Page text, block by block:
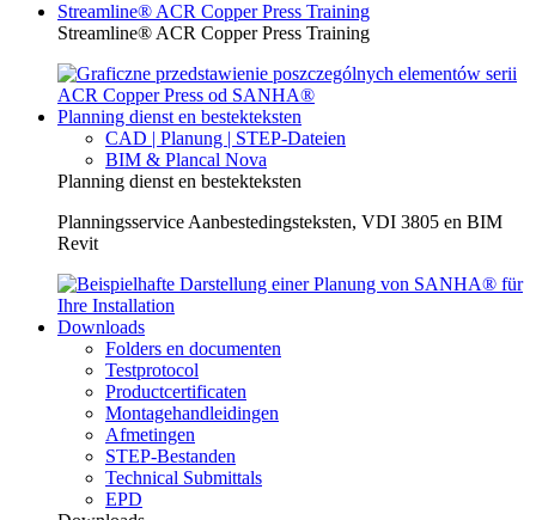
Streamline® ACR Copper Press Training
Streamline® ACR Copper Press Training
Planning dienst en bestekteksten
CAD | Planung | STEP-Dateien
BIM & Plancal Nova
Planning dienst en bestekteksten
Planningsservice Aanbestedingsteksten, VDI 3805 en BIM
Revit
Downloads
Folders en documenten
Testprotocol
Productcertificaten
Montagehandleidingen
Afmetingen
STEP-Bestanden
Technical Submittals
EPD